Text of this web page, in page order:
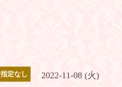
指定なし 2022-11-08 (火)